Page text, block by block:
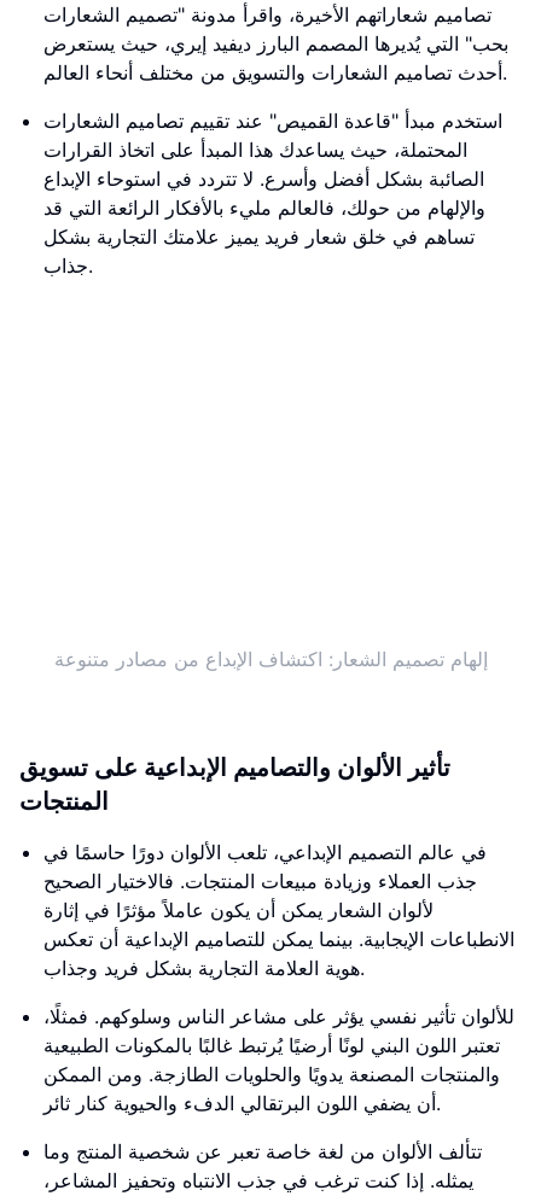
تصاميم شعاراتهم الأخيرة، واقرأ مدونة "تصميم الشعارات
بحب" التي يُديرها المصمم البارز ديفيد إيري، حيث يستعرض
أحدث تصاميم الشعارات والتسويق من مختلف أنحاء العالم.
استخدم مبدأ "قاعدة القميص" عند تقييم تصاميم الشعارات
المحتملة، حيث يساعدك هذا المبدأ على اتخاذ القرارات
الصائبة بشكل أفضل وأسرع. لا تتردد في استوحاء الإبداع
والإلهام من حولك، فالعالم مليء بالأفكار الرائعة التي قد
تساهم في خلق شعار فريد يميز علامتك التجارية بشكل
جذاب.
إلهام تصميم الشعار: اكتشاف الإبداع من مصادر متنوعة
تأثير الألوان والتصاميم الإبداعية على تسويق
المنتجات
في عالم التصميم الإبداعي، تلعب الألوان دورًا حاسمًا في
جذب العملاء وزيادة مبيعات المنتجات. فالاختيار الصحيح
لألوان الشعار يمكن أن يكون عاملاً مؤثرًا في إثارة
الانطباعات الإيجابية. بينما يمكن للتصاميم الإبداعية أن تعكس
هوية العلامة التجارية بشكل فريد وجذاب.
للألوان تأثير نفسي يؤثر على مشاعر الناس وسلوكهم. فمثلًا،
تعتبر اللون البني لونًا أرضيًا يُرتبط غالبًا بالمكونات الطبيعية
والمنتجات المصنعة يدويًا والحلويات الطازجة. ومن الممكن
أن يضفي اللون البرتقالي الدفء والحيوية كنار ثائر.
تتألف الألوان من لغة خاصة تعبر عن شخصية المنتج وما
يمثله. إذا كنت ترغب في جذب الانتباه وتحفيز المشاعر،